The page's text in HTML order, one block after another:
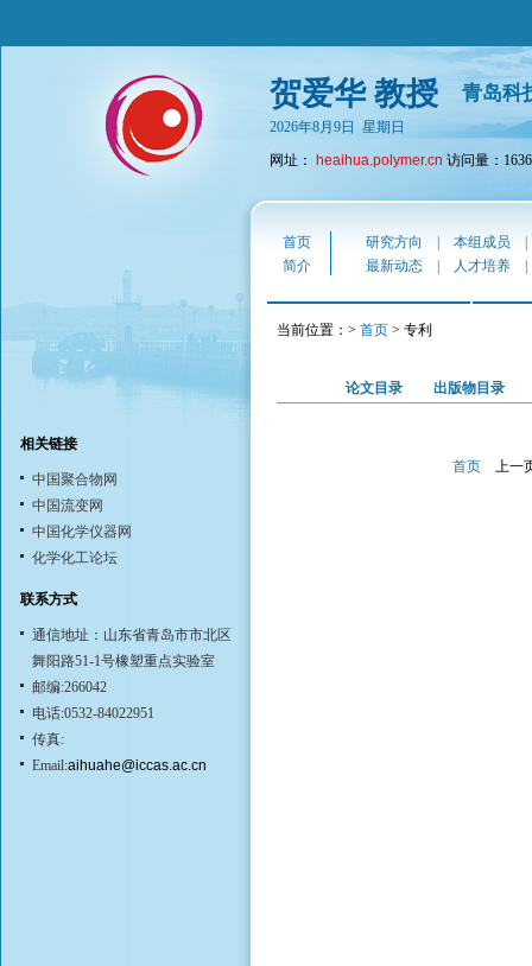
贺爱华 教授 青岛科
2026年8月9日 星期日
网址：
heaihua.polymer.cn 访问量：
相关链接
中国聚合物网
中国流变网
中国化学仪器网
化学化工论坛
联系方式
通信地址：山东省青岛市市北区
舞阳路51-1号橡塑重点实验室
邮编:266042
电话:0532-84022951
传真:
Email:aihuahe@iccas.ac.cn
首页 研究方向 本组成员
简介
最新动态 人才培养
当前位置：> 首页 > 专利
论文目录 出版物目录
首页 上一